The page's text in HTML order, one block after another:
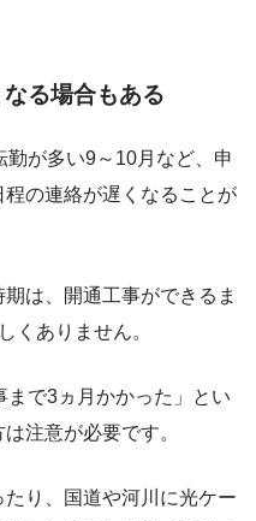
る場合もある
が多い9～10月など、申
の連絡が遅くなることが
は、開通工事ができるま
くありません。
まで3ヵ月かかった」
とい
注意が必要です。
り、国道や河川に光ケー